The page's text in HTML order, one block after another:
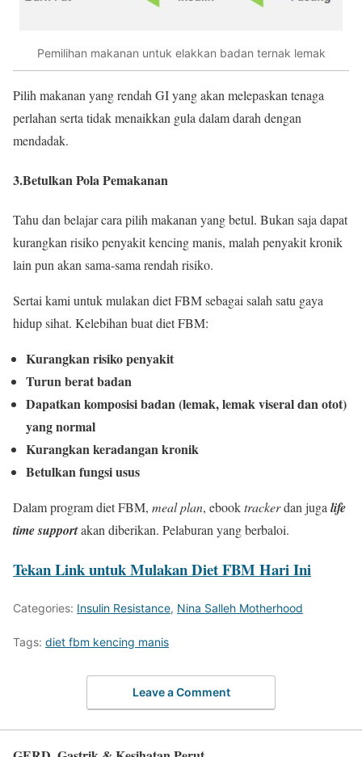
Pemilihan makanan untuk elakkan badan ternak lemak
Pilih makanan yang rendah GI yang akan melepaskan tenaga
perlahan serta tidak menaikkan gula dalam darah dengan
mendadak.
3.Betulkan Pola Pemakanan
Tahu dan belajar cara pilih makanan yang betul. Bukan saja dapat
kurangkan risiko penyakit kencing manis, malah penyakit kronik
lain pun akan sama-sama rendah risiko.
Sertai kami untuk mulakan diet FBM sebagai salah satu gaya
hidup sihat. Kelebihan buat diet FBM:
Kurangkan risiko penyakit
Turun berat badan
Dapatkan komposisi badan (lemak, lemak viseral dan otot)
yang normal
Kurangkan keradangan kronik
Betulkan fungsi usus
Dalam program diet FBM, meal plan, ebooktrackerdan juga life
time supportakan diberikan. Pelaburan yang berbaloi.
Tekan Link untuk Mulakan Diet FBM Hari Ini
Categories: Insulin Resistance, Nina Salleh Motherhood
Tags: diet fbm kencing manis
Leave a Comment